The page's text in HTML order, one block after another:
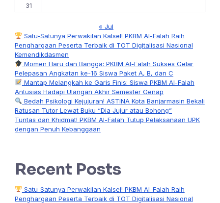
31
« Jul
Satu-Satunya Perwakilan Kalsel! PKBM Al-Falah Raih
Penghargaan Peserta Terbaik di TOT Digitalisasi Nasional
Kemendikdasmen
Momen Haru dan Bangga: PKBM Al-Falah Sukses Gelar
Pelepasan Angkatan ke-16 Siswa Paket A, B, dan C
Mantap Melangkah ke Garis Finis: Siswa PKBM Al-Falah
Antusias Hadapi Ulangan Akhir Semester Genap
Bedah Psikologi Kejujuran! ASTINA Kota Banjarmasin Bekali
Ratusan Tutor Lewat Buku “Dia Jujur atau Bohong”
Tuntas dan Khidmat! PKBM Al-Falah Tutup Pelaksanaan UPK
dengan Penuh Kebanggaan
Recent Posts
Satu-Satunya Perwakilan Kalsel! PKBM Al-Falah Raih
Penghargaan Peserta Terbaik di TOT Digitalisasi Nasional